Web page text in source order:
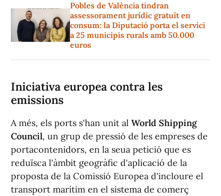
Pobles de València tindran
assessorament jurídic gratuït en
consum: la Diputació porta el servici
a 25 municipis rurals amb 50.000
euros
Iniciativa europea contra les
emissions
A més, els ports s'han unit al World Shipping
Council, un grup de pressió de les empreses de
portacontenidors, en la seua petició que es
reduïsca l'àmbit geogràfic d'aplicació de la
proposta de la Comissió Europea d'incloure el
transport marítim en el sistema de comerç